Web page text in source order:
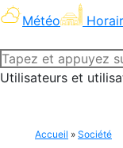
Météo
Recherche
:Utilisateurs et
Accueil » Société